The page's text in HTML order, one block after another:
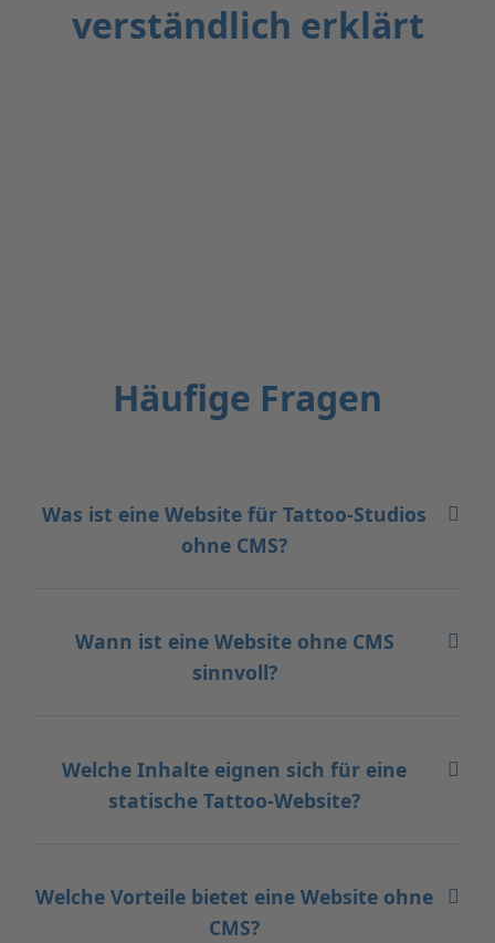
verständlich erklärt
Häufige Fragen
Was ist eine Website für Tattoo-Studios
ohne CMS?
Wann ist eine Website ohne CMS
sinnvoll?
Welche Inhalte eignen sich für eine
statische Tattoo-Website?
Welche Vorteile bietet eine Website ohne
CMS?